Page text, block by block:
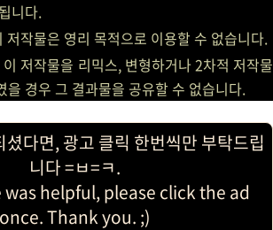
니다.
저작물은 영리 목적으로 이용할 수 없습니다.
저작물을 리믹스, 변형하거나 2차적 저작물
을 경우 그 결과물을 공유할 수 없습니다.
셨다면, 광고 클릭 한번씩만 부탁드립
니다 =ㅂ=ㅋ.
helpful, please click the ad
once. Thank you. ;)